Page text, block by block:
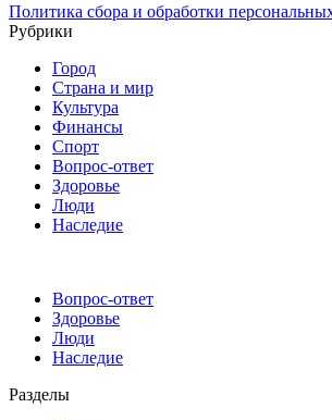
Политика сбора и обработки
Рубрики
Город
Страна и мир
Культура
Финансы
Спорт
Вопрос-ответ
Здоровье
Люди
Наследие
Вопрос-ответ
Здоровье
Люди
Наследие
Разделы